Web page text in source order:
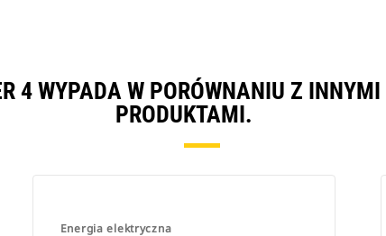
4 WYPADA W PORÓWNANIU Z
PRODUKTAMI.
Energia elektryczna